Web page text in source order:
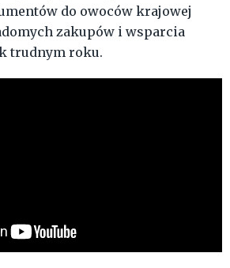
do owoców krajowej
zakupów i wsparcia
trudnym roku.